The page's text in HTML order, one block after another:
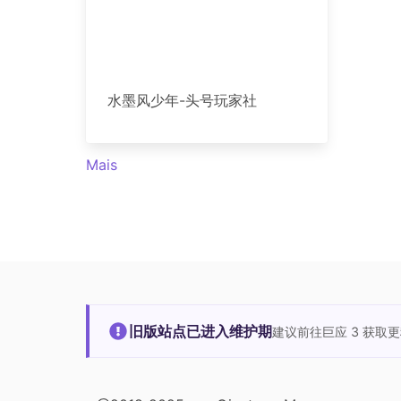
水墨风少年-头号玩家社
Mais
旧版站点已进入维护期建议前往巨应 3 获取更